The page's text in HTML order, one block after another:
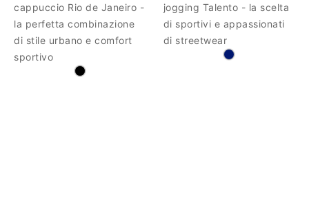
cappuccio Rio de Janeiro -
la perfetta combinazione
di stile urbano e comfort
sportivo
jogging Talento - la scelta
di sportivi e appassionati
di streetwear